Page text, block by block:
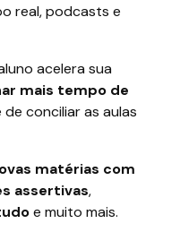
real, podcasts e
acelera sua
mais tempo de
conciliar as aulas
matérias com
assertivas,
e muito mais.